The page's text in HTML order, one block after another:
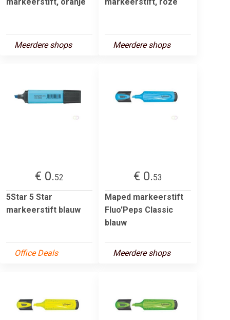
Meerdere shops Meerdere shops
€ 0.52
5Star 5 Star
markeerstift blauw
Office Deals
€ 0.53
Maped markeerstift
Fluo'Peps Classic
blauw
Meerdere shops